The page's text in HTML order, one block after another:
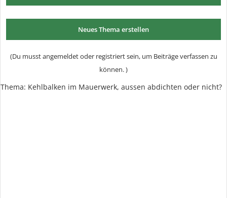
Neues Thema erstellen
(Du musst angemeldet oder registriert sein, um Beiträge verfassen zu
können. )
Thema: Kehlbalken im Mauerwerk, aussen abdichten oder nicht?